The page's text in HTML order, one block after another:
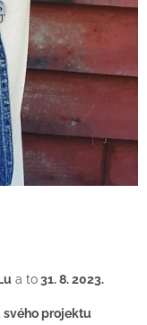
a to31. 8. 2023.
svého projektu